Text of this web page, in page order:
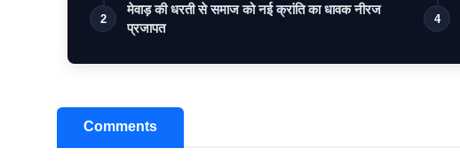
2
मेवाड़ की धरती से समाज को नई क्रांति का धावक नीरज
प्रजापत
4
Comments